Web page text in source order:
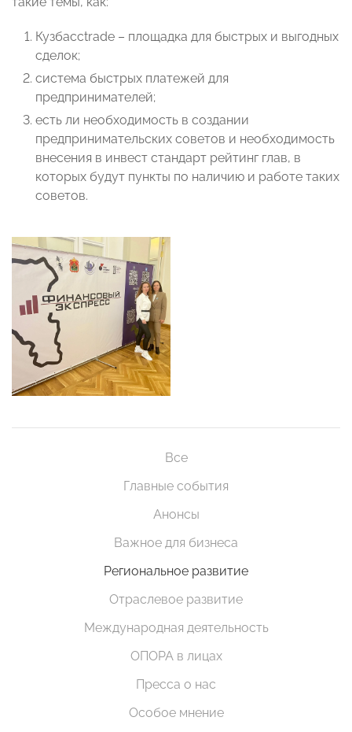
Кузбассtrade – площадка для быстрых и выгодных
сделок;
система быстрых платежей для
предпринимателей;
есть ли необходимость в создании
предпринимательских советов и необходимость
внесения в инвест стандарт рейтинг глав, в
которых будут пункты по наличию и работе таких
советов.
Все
Главные события
Анонсы
Важное для бизнеса
Региональное развитие
Отраслевое развитие
Международная деятельность
ОПОРА в лицах
Пресса о нас
Особое мнение